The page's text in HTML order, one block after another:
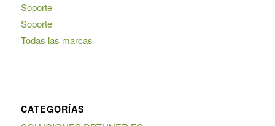
Soporte
Soporte
Todas las marcas
CATEGORÍAS